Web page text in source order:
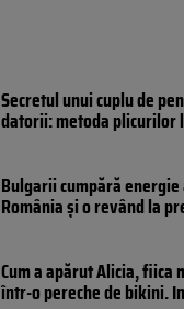
Secretul unui cuplu de
datorii: metoda plicurilor
Bulgarii cumpără
România și o revând la
Cum a apărut Alicia,
într-o pereche de bikini.